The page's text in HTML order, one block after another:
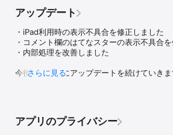
不具合やご意見などの報告は、ログイン後
告・ご意見] からお知らせいただくか、
cs+bookmark@hatena.ne.jp までメールを
※ レビューから不具合報告をいただくと、
しくなります。フィードバックフォームか
さい
▽ アプリの使い方
http://b.hatena.ne.jp/help/entry/touch_app
されました。多分、5.7への更新時にメニ
登録が消えてしまったのでしょう。私個人
の再現は難しいので、これ以上の深追いは
ません。
アップデート
・iPad利用時の表示不具合を修正しました
・コメント欄のはてなスターの表示不具合
・内部処理を改善しました
今後も継続的にアップデートを続けていきま
さらに見る
アプリのプライバシー